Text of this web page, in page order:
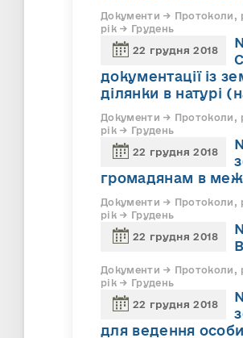
Документи → Протоколи,
рік → Грудень
22 грудня 2018
документації із
ділянки в натурі
Документи → Протоколи,
рік → Грудень
22 грудня 2018
громадянам в
Документи → Протоколи,
рік → Грудень
22 грудня 2018
Документи → Протоколи,
рік → Грудень
22 грудня 2018
для ведення